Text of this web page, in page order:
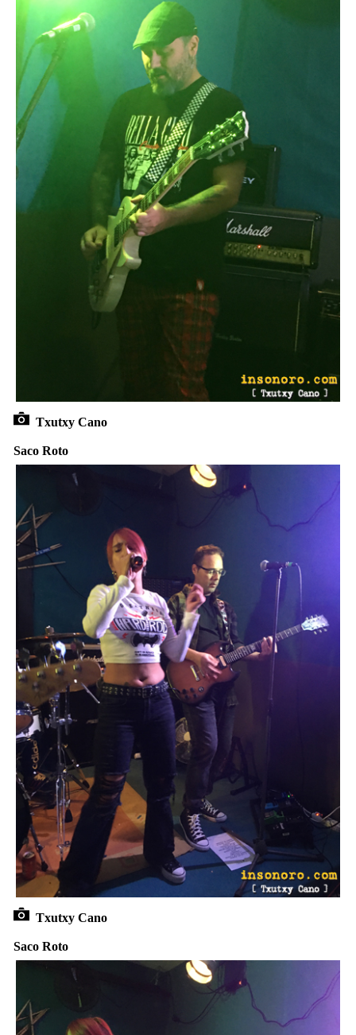
Txutxy Cano
Saco Roto
Txutxy Cano
Saco Roto